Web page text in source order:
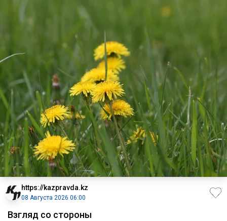
https://kazpravda.kz
08 Августа 2026 06:00
Взгляд со стороны